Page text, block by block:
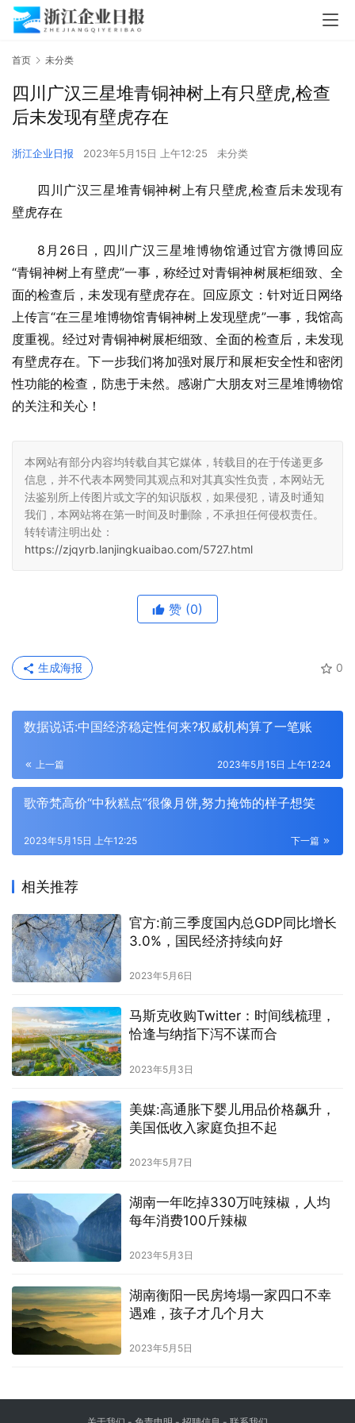
首页 未分类
四川广汉三星堆青铜神树上有只壁虎,检查
后未发现有壁虎存在
浙江企业日报 2023年5月15日 上午12:25 未分类
四川广汉三星堆青铜神树上有只壁虎,检查后未发现有
壁虎存在
8月26日，四川广汉三星堆博物馆通过官方微博回应
“青铜神树上有壁虎”一事，称经过对青铜神树展柜细致、全
面的检查后，未发现有壁虎存在。回应原文：针对近日网络
上传言“在三星堆博物馆青铜神树上发现壁虎”一事，我馆高
度重视。经过对青铜神树展柜细致、全面的检查后，未发现
有壁虎存在。下一步我们将加强对展厅和展柜安全性和密闭
性功能的检查，防患于未然。感谢广大朋友对三星堆博物馆
的关注和关心！
本网站有部分内容均转载自其它媒体，转载目的在于传递更多
信息，并不代表本网赞同其观点和对其真实性负责，本网站无
法鉴别所上传图片或文字的知识版权，如果侵犯，请及时通知
我们，本网站将在第一时间及时删除，不承担任何侵权责任。
转转请注明出处：
https://zjqyrb.lanjingkuaibao.com/5727.html
赞 (0)
0
生成海报
数据说话:中国经济稳定性何来?权威机构算了一笔账
上一篇 2023年5月15日 上午12:24
歌帝梵高价“中秋糕点”很像月饼,努力掩饰的样子想笑
下一篇
2023年5月15日 上午12:25
相关推荐
官方:前三季度国内总GDP同比增长
3.0%，国民经济持续向好
2023年5月6日
马斯克收购Twitter：时间线梳理，
恰逢与纳指下泻不谋而合
2023年5月3日
美媒:高通胀下婴儿用品价格飙升，
美国低收入家庭负担不起
2023年5月7日
湖南一年吃掉330万吨辣椒，人均
每年消费100斤辣椒
2023年5月3日
湖南衡阳一民房垮塌一家四口不幸
遇难，孩子才几个月大
2023年5月5日